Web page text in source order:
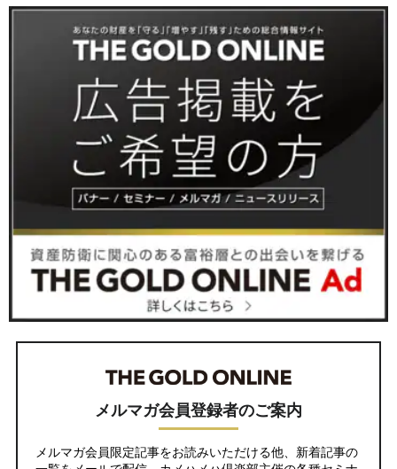
メルマガ会員登録者のご案内
メルマガ会員限定記事をお読みいただける他、新着記事の